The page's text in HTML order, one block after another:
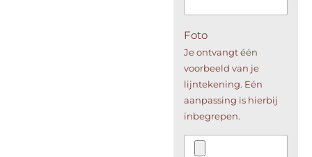
Foto
Je ontvangt één
voorbeeld van je
lijntekening. Eén
aanpassing is hierbij
inbegrepen.